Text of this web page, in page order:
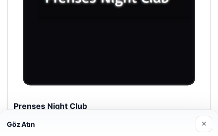
Prenses Night Club
Göz Atın ×